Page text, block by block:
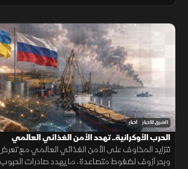
الشرق للأخبار أخبار
الحرب الأوكرانية.. تهدد الأمن الغذائي العالمي
تتزايد المخاوف على الأمن الغذائي العالمي مع
وبحر آزوف لضغوط متصاعدة، ما يهدد صادرات